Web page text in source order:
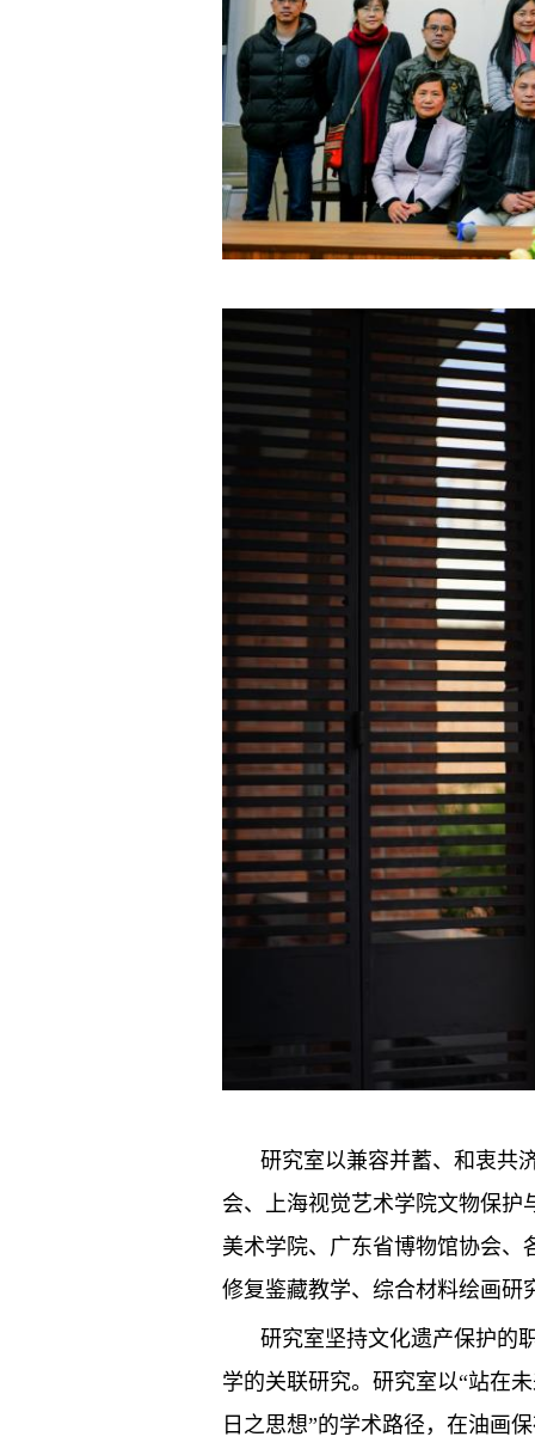
研究室以兼容并蓄、和衷共
会、上海视觉艺术学院文物保
美术学院、广东省博物馆协会
修复鉴藏教学、综合材料绘画研
研究室坚持文化遗产保护的
学的关联研究。研究室以“站在
日之思想”的学术路径，在油画